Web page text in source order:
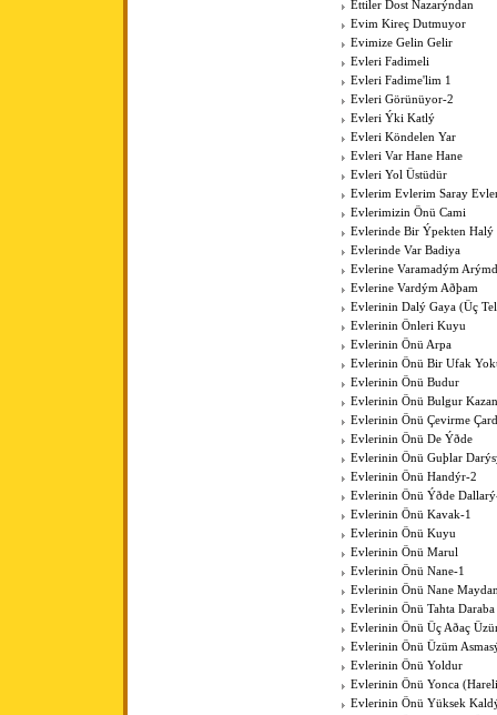
Ettiler Dost Nazarýndan
Evim Kireç Dutmuyor
Evimize Gelin Gelir
Evleri Fadimeli
Evleri Fadime'lim 1
Evleri Görünüyor-2
Evleri Ýki Katlý
Evleri Köndelen Yar
Evleri Var Hane Hane
Evleri Yol Üstüdür
Evlerim Evlerim Saray
Evlerimizin Önü Cami
Evlerinde Bir Ýpekten Halý
Evlerinde Var Badiya
Evlerine Varamadým
Evlerine Vardým Aðþam
Evlerinin Dalý Gaya (Üç
Evlerinin Önleri Kuyu
Evlerinin Önü Arpa
Evlerinin Önü Bir Ufak
Evlerinin Önü Budur
Evlerinin Önü Bulgur
Evlerinin Önü Çevirme
Evlerinin Önü De Ýðde
Evlerinin Önü Guþlar
Evlerinin Önü Handýr-2
Evlerinin Önü Ýðde
Evlerinin Önü Kavak-1
Evlerinin Önü Kuyu
Evlerinin Önü Marul
Evlerinin Önü Nane-1
Evlerinin Önü Nane
Evlerinin Önü Tahta Daraba
Evlerinin Önü Üç Aðaç
Evlerinin Önü Üzüm
Evlerinin Önü Yoldur
Evlerinin Önü Yonca
Evlerinin Önü Yüksek